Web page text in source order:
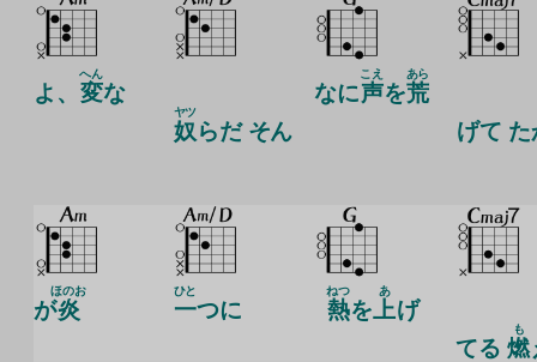
よ、 変
へん
な
奴
ヤツ
らだ そん
なに声
こえ
を荒
あら
げて た
が炎
ほのお
一
ひと
つに 熱
ねつ
を上
あ
げ
てる 燃
も